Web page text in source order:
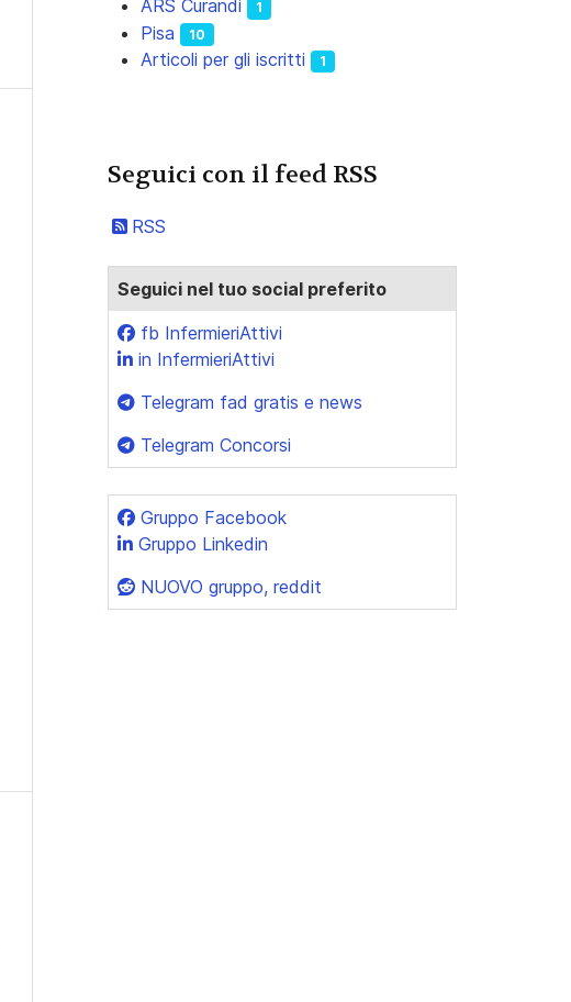
ARS Curandi 1
Pisa 10
Articoli per gli iscritti 1
Seguici con il feed RSS
RSS
Seguici nel tuo social preferito
fb InfermieriAttivi
in InfermieriAttivi
Telegram fad gratis e news
Telegram Concorsi
Gruppo Facebook
Gruppo Linkedin
NUOVO gruppo, reddit